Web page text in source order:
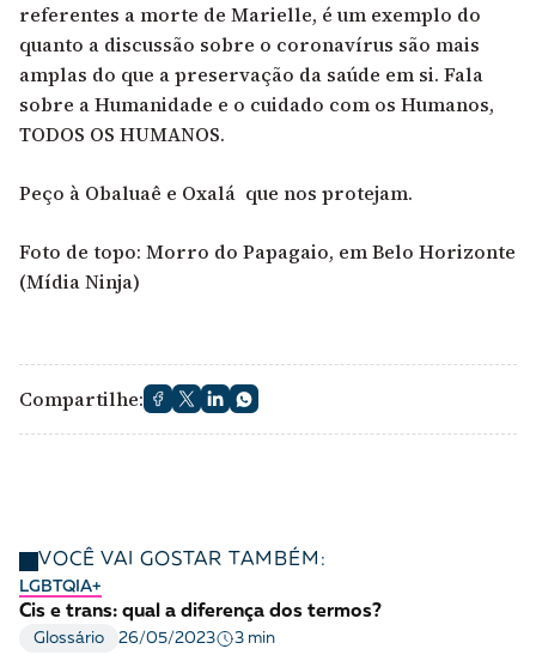
referentes a morte de Marielle, é um exemplo do
quanto a discussão sobre o coronavírus são mais
amplas do que a preservação da saúde em si. Fala
sobre a Humanidade e o cuidado com os Humanos,
TODOS OS HUMANOS.
Peço à Obaluaê e Oxalá que nos protejam.
Foto de topo: Morro do Papagaio, em Belo Horizonte
(Mídia Ninja)
Compartilhe:
VOCÊ VAI GOSTAR TAMBÉM:
LGBTQIA+
Cis e trans: qual a diferença dos termos?
Glossário 26/05/2023 3 min